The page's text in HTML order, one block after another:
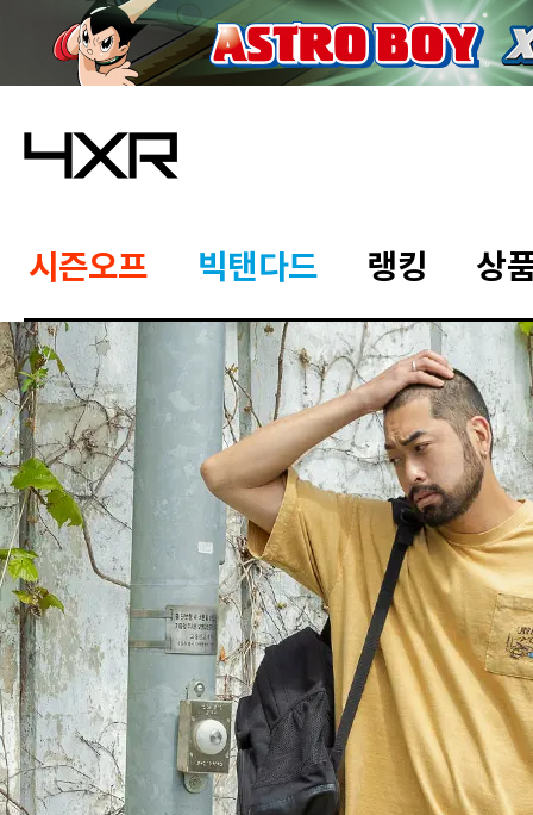
시즌오프 빅탠다드 랭킹 상